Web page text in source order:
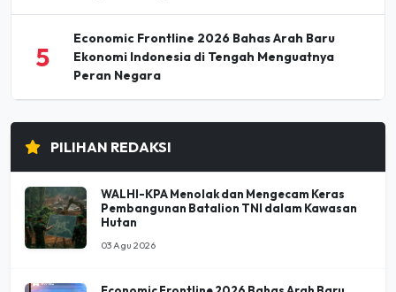
5
Economic Frontline 2026 Bahas Arah Baru
Ekonomi Indonesia di Tengah Menguatnya
Peran Negara
PILIHAN REDAKSI
WALHI-KPA Menolak dan Mengecam Keras
Pembangunan Batalion TNI dalam Kawasan
Hutan
03 Agu 2026